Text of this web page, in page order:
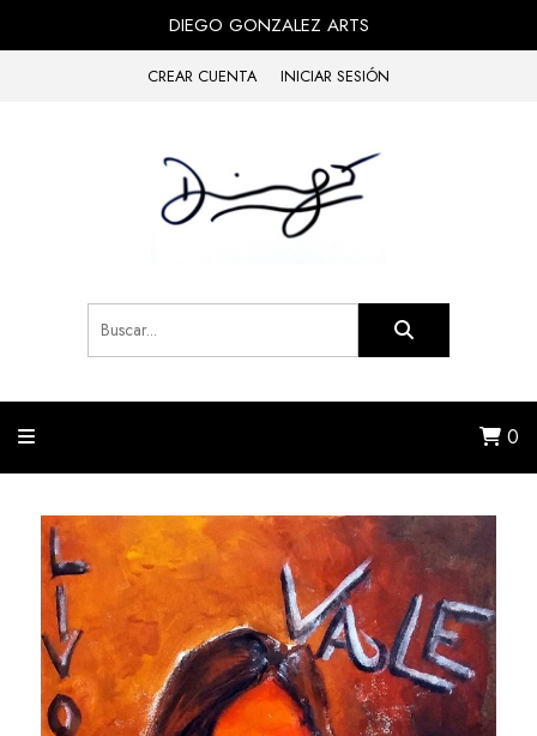
DIEGO GONZALEZ ARTS
CREAR CUENTA INICIAR SESIÓN
0